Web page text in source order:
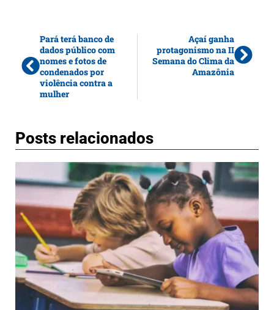
Pará terá banco de
dados público com
nomes e fotos de
condenados por
violência contra a
mulher
Açaí ganha
protagonismo na II
Semana do Clima da
Amazônia
Posts relacionados